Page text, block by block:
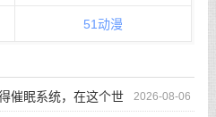
51动漫
2026-08-06
催眠系统，在这个世